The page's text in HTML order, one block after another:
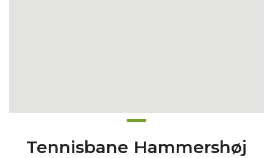
Tennisbane Hammershøj